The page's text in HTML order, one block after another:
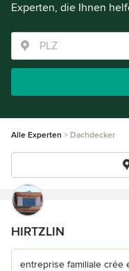
Experten, die Ihnen
Alle Experten Dachdecker
HIRTZLIN
entreprise familiale crée